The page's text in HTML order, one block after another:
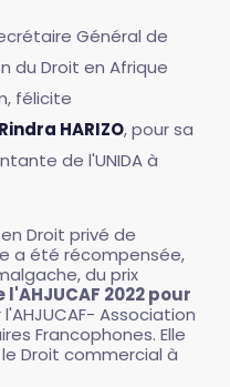
Général de
du Droit en Afrique
félicite
Rindra HARIZO, pour sa
de l'UNIDA à
Droit privé de
a été récompensée,
du prix
2022 pour
Association
Francophones. Elle
Droit commercial à